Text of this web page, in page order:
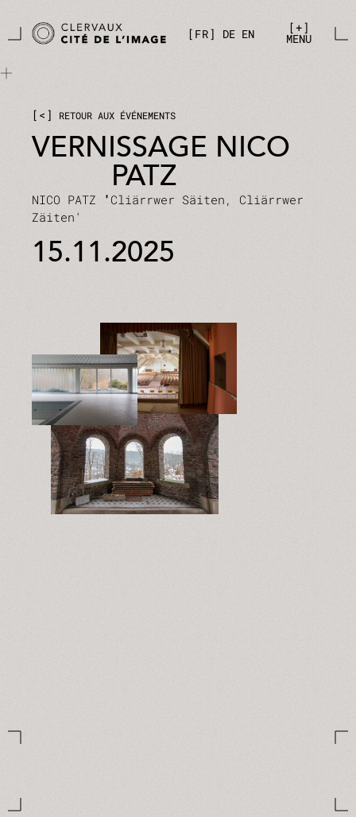
FR
DE EN +
MENU
< RETOUR AUX ÉVÉNEMENTS
VERNISSAGE NICO
PATZ
NICO PATZ ' Cliärrwer Säiten, Cliärrwer
Zäiten'
15.11.2025